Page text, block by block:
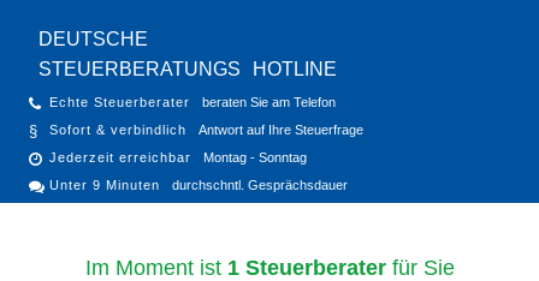
DEUTSCHE
STEUERBERATUNGS
HOTLINE
Echte Steuerberater
beraten Sie am Telefon
Sofort & verbindlich
Antwort auf Ihre Steuerfrage
Jederzeit erreichbar
Montag - Sonntag
Unter 9 Minuten
durchschntl. Gesprächsdauer
Im Moment ist 1 Steuerberaterfür Sie